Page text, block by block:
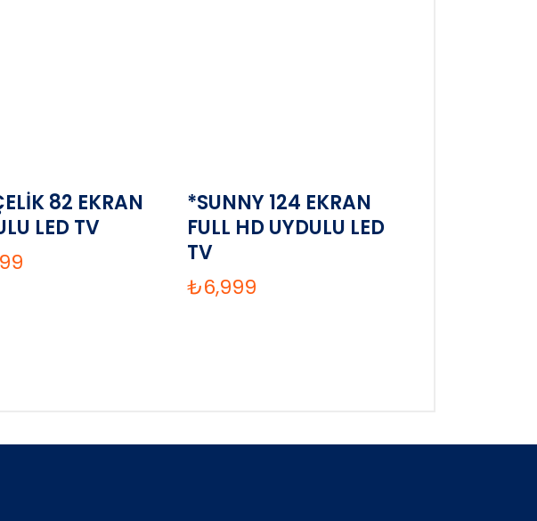
82 EKRAN
LED TV
*SUNNY 124 EKRAN
FULL HD UYDULU LED
TV
₺6,999